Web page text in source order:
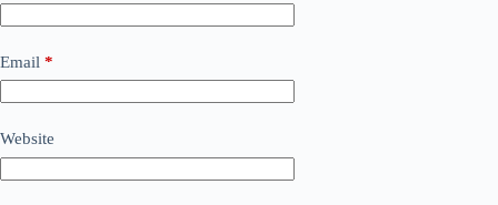
Email *
Website